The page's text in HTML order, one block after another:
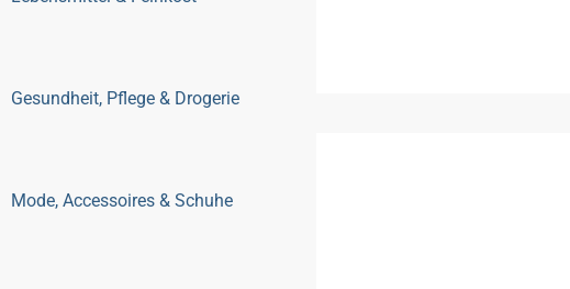
Gesundheit, Pflege & Drogerie
Mode, Accessoires & Schuhe